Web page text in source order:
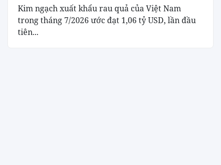
Kim ngạch xuất khẩu rau quả của Việt Nam
trong tháng 7/2026 ước đạt 1,06 tỷ USD, lần đầu
tiên...